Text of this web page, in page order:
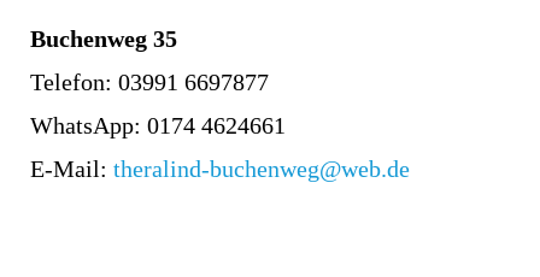
Buchenweg 35
Telefon: 03991 6697877
WhatsApp: 0174 4624661
E-Mail: theralind-buchenweg@web.de